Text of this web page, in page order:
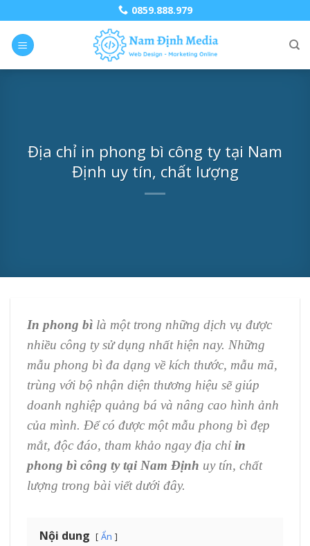
to
content
0859.888.979
Địa chỉ in phong bì công ty tại Nam
Định uy tín, chất lượng
In phong bì là một trong những dịch vụ được
nhiều công ty sử dụng nhất hiện nay. Những
mẫu phong bì đa dạng về kích thước, mẫu mã,
trùng với bộ nhận diện thương hiệu sẽ giúp
doanh nghiệp quảng bá và nâng cao hình ảnh
của mình. Để có được một mẫu phong bì đẹp
mắt, độc đáo, tham khảo ngay địa chỉ in
phong bì công ty tại Nam Định uy tín, chất
lượng trong bài viết dưới đây.
Nội dung Ẩn